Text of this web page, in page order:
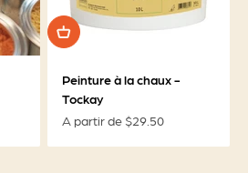
Peinture à la chaux -
Tockay
Prix de vente
A partir de $29.50